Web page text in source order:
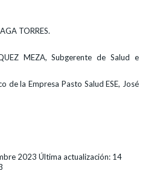
TORRES.
MEZA, Subgerente de Salud e
de la Empresa Pasto Salud ESE, José
2023 Última actualización: 14